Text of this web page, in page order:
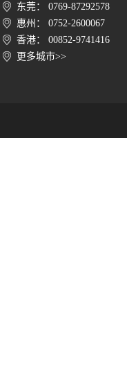
东莞： 0769-87292578
惠州： 0752-2600067
香港： 00852-9741416
更多城市>>